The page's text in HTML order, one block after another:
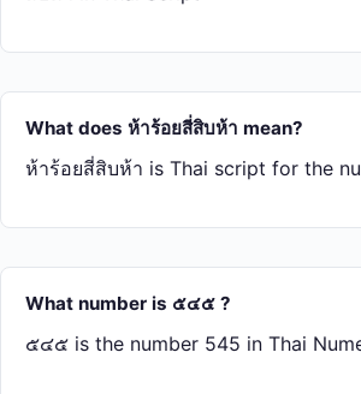
What does ห้า​ร้อย​สี่​สิบ​ห้า mean?
ห้า​ร้อย​สี่​สิบ​ห้า is Thai script for the
What number is ๕๔๕ ?
๕๔๕ is the number 545 in Thai